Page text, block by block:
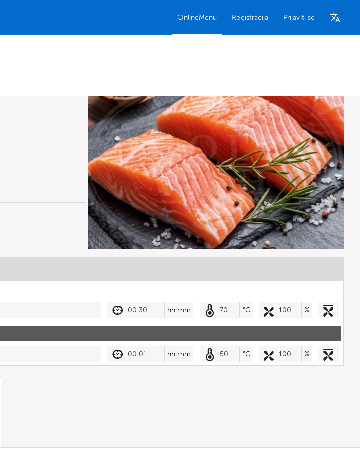
OnlineMenu Registracija Prijaviti se
00:30 hh:mm 70 °C 100 %
00:01 hh:mm 50 °C 100 %